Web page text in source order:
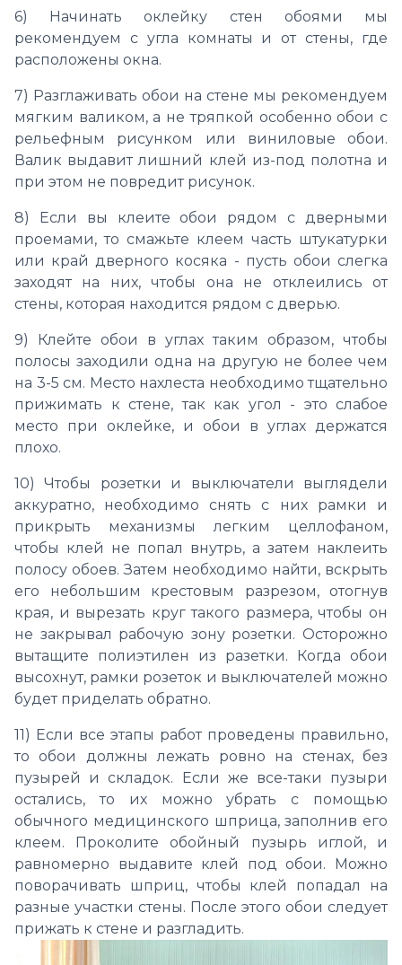
6) Начинать оклейку стен обоями мы
рекомендуем с угла комнаты и от стены, где
расположены окна.
7) Разглаживать обои на стене мы рекомендуем
мягким валиком, а не тряпкой особенно обои с
рельефным рисунком или виниловые обои.
Валик выдавит лишний клей из-под полотна и
при этом не повредит рисунок.
8) Если вы клеите обои рядом с дверными
проемами, то смажьте клеем часть штукатурки
или край дверного косяка - пусть обои слегка
заходят на них, чтобы она не отклеились от
стены, которая находится рядом с дверью.
9) Клейте обои в углах таким образом, чтобы
полосы заходили одна на другую не более чем
на 3-5 см. Место нахлеста необходимо тщательно
прижимать к стене, так как угол - это слабое
место при оклейке, и обои в углах держатся
плохо.
10) Чтобы розетки и выключатели выглядели
аккуратно, необходимо снять с них рамки и
прикрыть механизмы легким целлофаном,
чтобы клей не попал внутрь, а затем наклеить
полосу обоев. Затем необходимо найти, вскрыть
его небольшим крестовым разрезом, отогнув
края, и вырезать круг такого размера, чтобы он
не закрывал рабочую зону розетки. Осторожно
вытащите полиэтилен из разетки. Когда обои
высохнут, рамки розеток и выключателей можно
будет приделать обратно.
11) Если все этапы работ проведены правильно,
то обои должны лежать ровно на стенах, без
пузырей и складок. Если же все-таки пузыри
остались, то их можно убрать с помощью
обычного медицинского шприца, заполнив его
клеем. Проколите обойный пузырь иглой, и
равномерно выдавите клей под обои. Можно
поворачивать шприц, чтобы клей попадал на
разные участки стены. После этого обои следует
прижать к стене и разгладить.